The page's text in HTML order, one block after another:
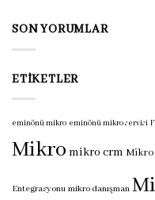
için
SON YORUMLAR
ETIKETLER
eminönü mikro eminönü mikro servisi
Mikro mikro crm Mikro
Entegrasyonu mikro danışman